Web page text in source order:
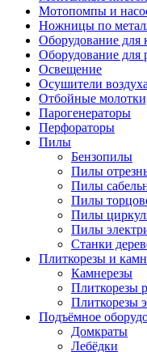
Мотопомпы и
Ножницы по
Оборудование для
Оборудование для
Освещение
Осушители воздуха
Отбойные
Парогенераторы
Перфораторы
Пилы
Бензопилы
Пилы
Пилы
Пилы
Пилы
Пилы
Станки
Плиткорезы и
Камнерезы
Плиткорезы
Плиткорезы
Подъёмное
Домкраты
Лебёдки